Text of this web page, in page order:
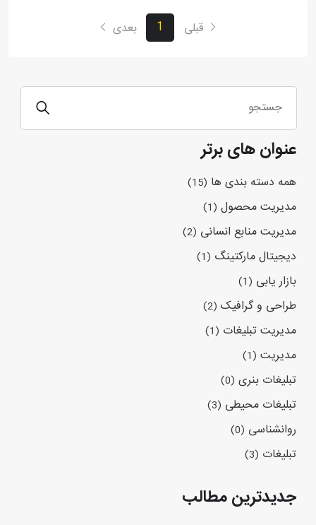
قبلی 1 بعدی
عنوان های برتر
همه دسته بندی ها (15)
مدیریت محصول (1)
مدیریت منابع انسانی (2)
دیجیتال مارکتینگ (1)
بازار یابی (1)
طراحی و گرافیک (2)
مدیریت تبلیغات (1)
مدیریت (1)
تبلیغات بنری (0)
تبلیغات محیطی (3)
روانشناسی (0)
تبلیغات (3)
جدیدترین مطالب